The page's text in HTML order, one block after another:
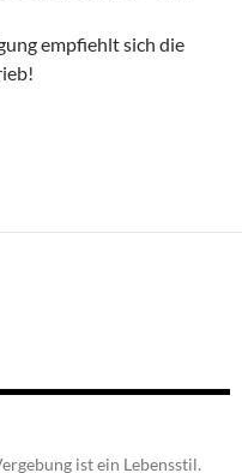
empfiehlt sich die
ist ein Lebensstil.